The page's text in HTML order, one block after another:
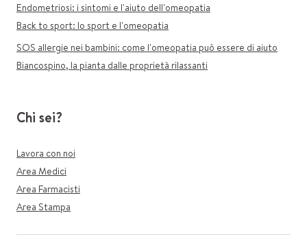
Endometriosi: i sintomi e l'aiuto dell'omeopatia
Back to sport: lo sport e l'omeopatia
SOS allergie nei bambini: come l'omeopatia può essere di aiuto
Biancospino, la pianta dalle proprietà rilassanti
Chi sei?
Lavora con noi
Area Medici
Area Farmacisti
Area Stampa